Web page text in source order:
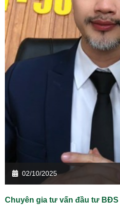
02/10/2025
Chuyên gia tư vấn đầu tư BĐS